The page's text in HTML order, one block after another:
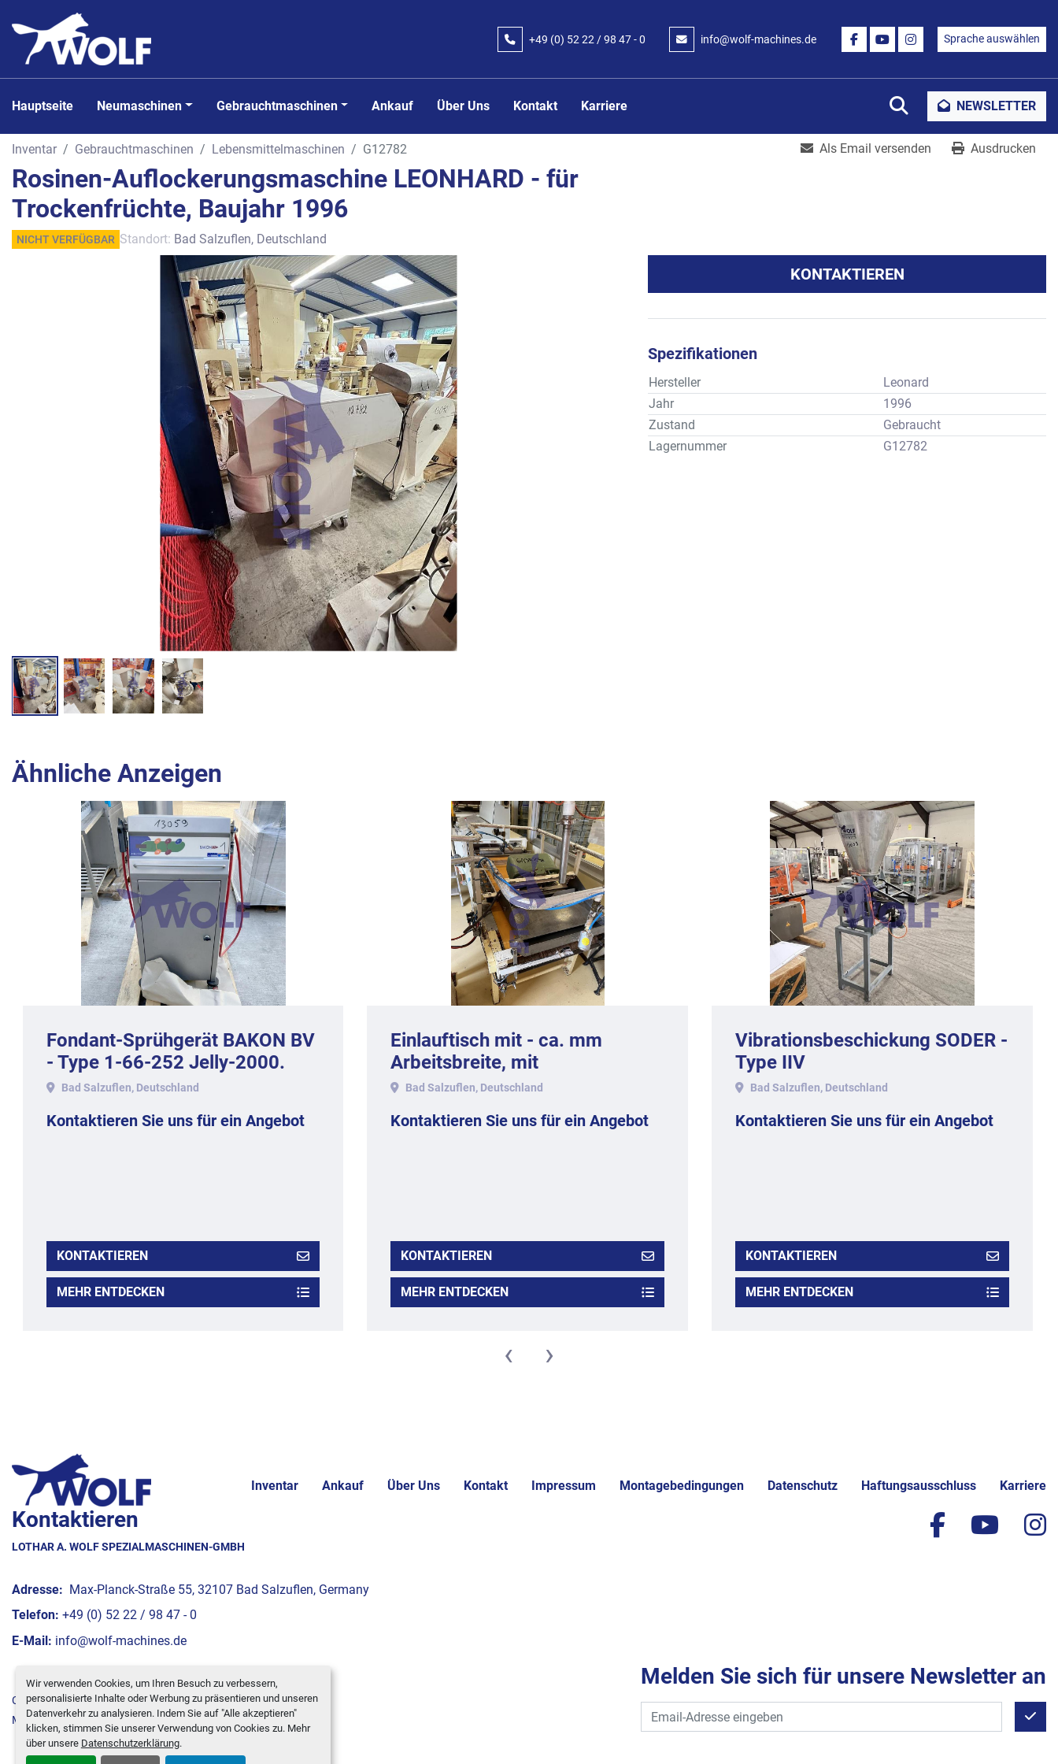
Wir verwenden Cookies, um Ihren Besuch zu verbessern,
personalisierte Inhalte oder Werbung zu präsentieren und unseren
Datenverkehr zu analysieren. Indem Sie auf "Alle akzeptieren"
klicken, stimmen Sie unserer Verwendung von Cookies zu. Mehr
über unsere Datenschutzerklärung.
+49 (0) 52 22 / 98 47 - 0 info@wolf-machines.de
FACEBOOK
YOUTUBEINSTAGRAM
Sprache auswählen
Hauptseite Neumaschinen Gebrauchtmaschinen Ankauf Über Uns Kontakt Karriere SucheNEWSLETTER
Inventar Gebrauchtmaschinen Lebensmittelmaschinen G12782 Als Email versenden Ausdrucken
Rosinen-Auflockerungsmaschine LEONHARD - für
Trockenfrüchte, Baujahr 1996
NICHT VERFÜGBAR Standort: Bad Salzuflen, Deutschland
KONTAKTIEREN
Spezifikationen
Hersteller
Leonard
Jahr
1996
Zustand
Gebraucht
Lagernummer
G12782
Ähnliche Anzeigen
Fondant-Sprühgerät BAKON BV
- Type 1-66-252 Jelly-2000.
Bad Salzuflen, Deutschland
Kontaktieren Sie uns für ein Angebot
KONTAKTIEREN
MEHR ENTDECKEN
Einlauftisch mit - ca. mm
Arbeitsbreite, mit
Bad Salzuflen, Deutschland
Kontaktieren Sie uns für ein Angebot
KONTAKTIEREN
MEHR ENTDECKEN
Vibrationsbeschickung SODER -
Type IIV
Bad Salzuflen, Deutschland
Kontaktieren Sie uns für ein Angebot
KONTAKTIEREN
MEHR ENTDECKEN
‹ ›
Inventar Ankauf Über Uns Kontakt Impressum Montagebedingungen Datenschutz Haftungsausschluss Karriere
Kontaktieren
LOTHAR A. WOLF SPEZIALMASCHINEN-GMBH
Adresse: Max-Planck-Straße 55, 32107 Bad Salzuflen, Germany
Telefon: +49 (0) 52 22 / 98 47 - 0
E-Mail: info@wolf-machines.de
Cookie-Einstellungen
Machinio System-Website vonMachinio
facebook
Melden Sie sich für unsere Newsletter an